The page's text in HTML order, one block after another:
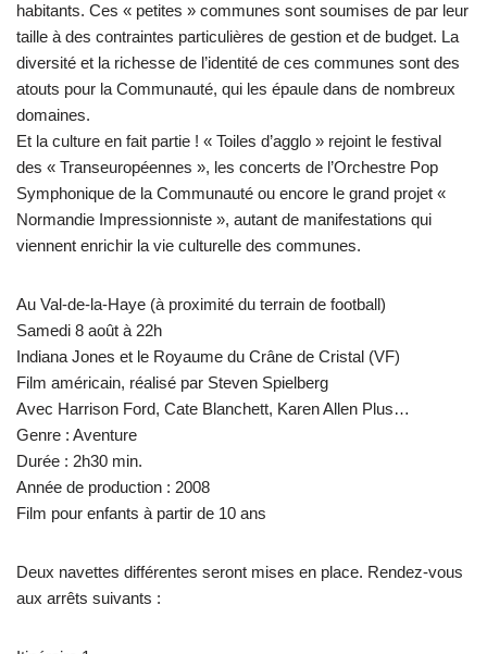
habitants. Ces « petites » communes sont soumises de par leur
taille à des contraintes particulières de gestion et de budget. La
diversité et la richesse de l’identité de ces communes sont des
atouts pour la Communauté, qui les épaule dans de nombreux
domaines.
Et la culture en fait partie ! « Toiles d’agglo » rejoint le festival
des « Transeuropéennes », les concerts de l’Orchestre Pop
Symphonique de la Communauté ou encore le grand projet «
Normandie Impressionniste », autant de manifestations qui
viennent enrichir la vie culturelle des communes.
Au Val-de-la-Haye (à proximité du terrain de football)
Samedi 8 août à 22h
Indiana Jones et le Royaume du Crâne de Cristal (VF)
Film américain, réalisé par Steven Spielberg
Avec Harrison Ford, Cate Blanchett, Karen Allen Plus…
Genre : Aventure
Durée : 2h30 min.
Année de production : 2008
Film pour enfants à partir de 10 ans
Deux navettes différentes seront mises en place. Rendez-vous
aux arrêts suivants :